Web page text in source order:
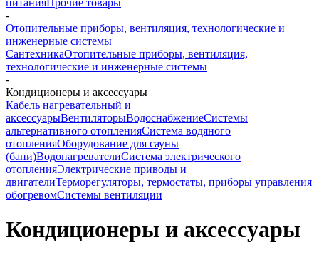
питанияПрочие товары
-
Отопительные приборы, вентиляция, технологические и
инженерные системы
СантехникаОтопительные приборы, вентиляция,
технологические и инженерные системы
-
Кондиционеры и аксессуары
Кабель нагревательный и
аксессуарыВентиляторыВодоснабжениеСистемы
альтернативного отопленияСистема водяного
отопленияОборудование для сауны
(бани)ВодонагревателиСистема электрического
отопленияЭлектрические приводы и
двигателиТерморегуляторы, термостаты, приборы управления
обогревомСистемы вентиляции
Кондиционеры и аксессуары